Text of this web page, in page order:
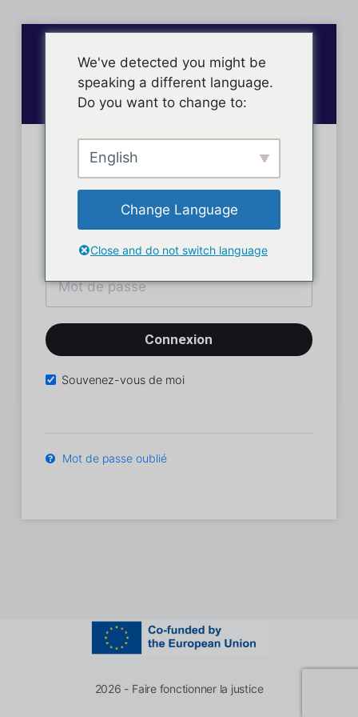
Connexion des membres
Souvenez-vous de moi
Mot de passe oublié
2026 - Faire fonctionner la justice
We've detected you might be
speaking a different language.
Do you want to change to:
English
Change Language
Close and do not switch language